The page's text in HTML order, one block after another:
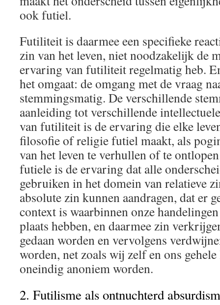
ook futiel.
Futiliteit is daarmee een specifieke
zin van het leven, niet noodzakelijk de
ervaring van futiliteit regelmatig heb.
het omgaat: de omgang met de vraag
stemmingsmatig. De verschillende
aanleiding tot verschillende
van futiliteit is de ervaring die elke
filosofie of religie futiel maakt, als
van het leven te verhullen of te
futiele is de ervaring dat alle
gebruiken in het domein van relatieve
absolute zin kunnen aandragen, dat er
context is waarbinnen onze
plaats hebben, en daarmee zin
gedaan worden en vervolgens
worden, net zoals wij zelf en ons
oneindig anoniem worden.
2. Futilisme als ontnuchterd